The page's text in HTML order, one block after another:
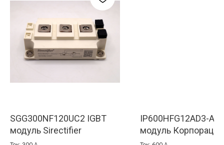
SGG300NF120UC2 IGBT
модуль Sirectifier
IP600HFG12AD3-
модуль